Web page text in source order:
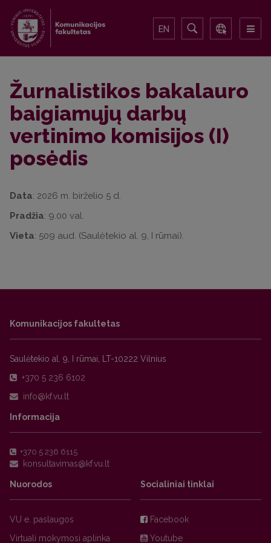
EN
Žurnalistikos bakalauro
baigiamųjų darbų
vertinimo komisijos (I)
posėdis
Data: 2026 m. birželio 5 d.
Pradžia: 9.00 val.
Vieta: 509 aud. (Saulėtekio al. 9, I rūmai).
Komunikacijos fakultetas
Saulėtekio al. 9, I rūmai, LT-10222 Vilnius
+370 5 236 6102
Informacija
+370 5 236 6115
Nuorodos
VU e. paslaugos
Virtuali mokymosi aplinka
Socialiniai tinklai
Facebook
Youtube